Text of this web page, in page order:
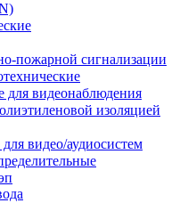
пожарной сигнализации
видеонаблюдения
изоляцией
видео/аудиосистем